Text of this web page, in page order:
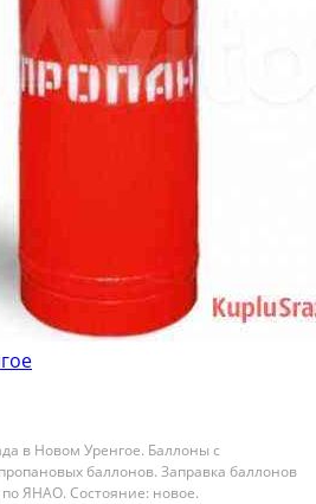
в Новом Уренгое. Баллоны с
баллонов. Заправка баллонов
ЯНАО. Состояние: новое.